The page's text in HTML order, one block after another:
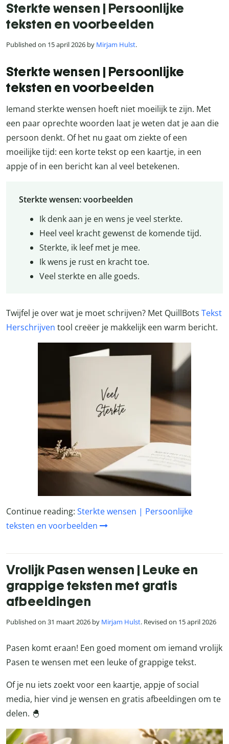
Sterkte wensen | Persoonlijke
teksten en voorbeelden
Published on 15 april 2026 by Mirjam Hulst.
Sterkte wensen | Persoonlijke
teksten en voorbeelden
Iemand sterkte wensen hoeft niet moeilijk te zijn. Met
een paar oprechte woorden laat je weten dat je aan die
persoon denkt. Of het nu gaat om ziekte of een
moeilijke tijd: een korte tekst op een kaartje, in een
appje of in een bericht kan al veel betekenen.
Sterkte wensen: voorbeelden
Ik denk aan je en wens je veel sterkte.
Heel veel kracht gewenst de komende tijd.
Sterkte, ik leef met je mee.
Ik wens je rust en kracht toe.
Veel sterkte en alle goeds.
Twijfel je over wat je moet schrijven? Met QuillBots Tekst
Herschrijven tool creëer je makkelijk een warm bericht.
Continue reading: Sterkte wensen | Persoonlijke
teksten en voorbeelden
Vrolijk Pasen wensen | Leuke en
grappige teksten met gratis
afbeeldingen
Published on 31 maart 2026 by Mirjam Hulst. Revised on 15 april 2026
Pasen komt eraan! Een goed moment om iemand vrolijk
Pasen te wensen met een leuke of grappige tekst.
Of je nu iets zoekt voor een kaartje, appje of social
media, hier vind je wensen en gratis afbeeldingen om te
delen. 🐣